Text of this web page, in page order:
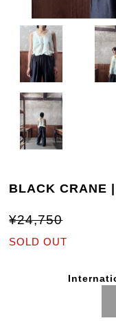
BLACK CRANE
¥24,750
SOLD OUT